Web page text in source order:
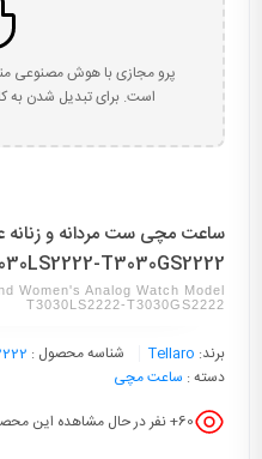
پرو مجازی با هوش مصنوعی
است. برای تبدیل شدن به
T3030GS2222
Women's Analog Watch Model
T3030LS2222-T3030GS2222
برند: Tellaro شناسه محصول :
دسته : ساعت مچی
60+ نفر در حال مشاهده این